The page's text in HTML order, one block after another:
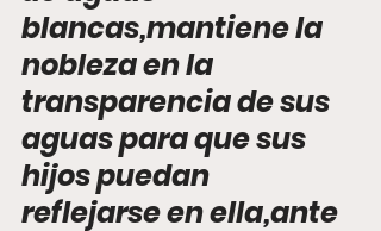
blancas,mantiene la
nobleza en la
transparencia de sus
aguas para que sus
hijos puedan
reflejarse en ella,ante